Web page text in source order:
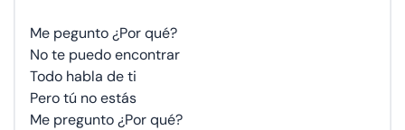
Me pegunto ¿Por qué?
No te puedo encontrar
Todo habla de ti
Pero tú no estás
Me pregunto ¿Por qué?